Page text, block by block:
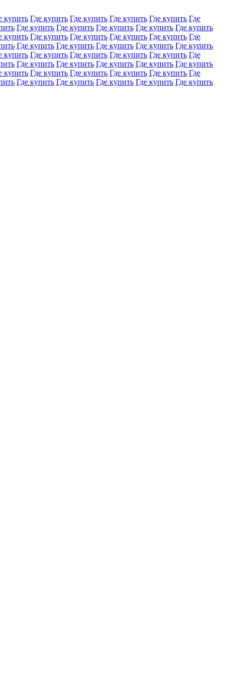
купить Где купить Где купить Где купить Где купить Где
Где купить Где купить Где купить Где купить Где купить
купить Где купить Где купить Где купить Где купить Где
Где купить Где купить Где купить Где купить Где купить
купить Где купить Где купить Где купить Где купить Где
Где купить Где купить Где купить Где купить Где купить
купить Где купить Где купить Где купить Где купить Где
Где купить Где купить Где купить Где купить Где купить